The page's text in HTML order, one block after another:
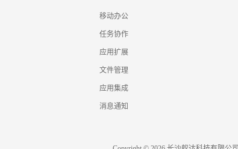
移动办公
任务协作
应用扩展
文件管理
应用集成
消息通知